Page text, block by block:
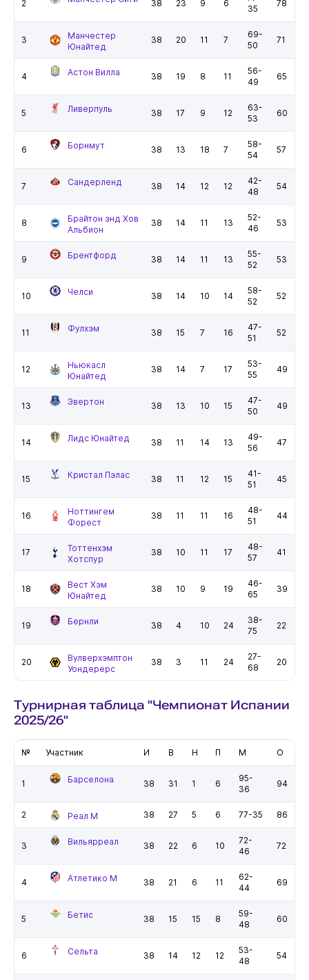
2 38 23 9 6
35
78
3
Манчестер
Юнайтед
38 20 11 7
69-
50
71
4 Астон Вилла 38 19 8 11
56-
49
65
5 Ливерпуль 38 17 9 12
63-
53
60
6 Борнмут 38 13 18 7
58-
54
57
7 Сандерленд 38 14 12 12
42-
48
54
8
Брайтон энд Хов
Альбион
38 14 11 13
52-
46
53
9 Брентфорд 38 14 11 13
55-
52
53
10 Челси 38 14 10 14
58-
52
52
11 Фулхэм 38 15 7 16
47-
51
52
12
Ньюкасл
Юнайтед
38 14 7 17
53-
55
49
13 Эвертон 38 13 10 15
47-
50
49
14 Лидс Юнайтед 38 11 14 13
49-
56
47
15 Кристал Пэлас 38 11 12 15
41-
51
45
16
Ноттингем
Форест
38 11 11 16
48-
51
44
17
Тоттенхэм
Хотспур
38 10 11 17
48-
57
41
18
Вест Хэм
Юнайтед
38 10 9 19
46-
65
39
19 Бернли 38 4 10 24
38-
75
22
20
Вулверхэмптон
Уондерерс
38 3 11 24
27-
68
20
Турнирная таблица "Чемпионат Испании
2025/26"
№ Участник И В Н П М О
1 Барселона 38 31 1 6
95-
36
94
2 Реал М 38 27 5 6 77-35 86
3 Вильярреал 38 22 6 10
72-
46
72
4 Атлетико М 38 21 6 11
62-
44
69
5 Бетис 38 15 15 8
59-
48
60
6 Сельта 38 14 12 12
53-
48
54